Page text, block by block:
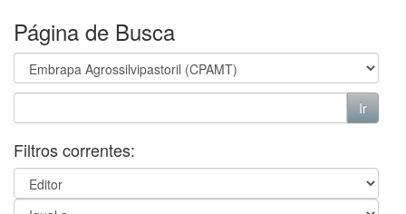
Página de Busca
Filtros correntes: